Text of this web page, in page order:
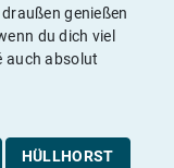
genießen
du dich viel
auch absolut
HÜLLHORST